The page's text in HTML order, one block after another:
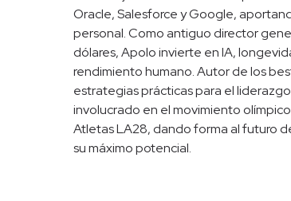
Oracle, Salesforce y Google,
personal. Como antiguo director
dólares, Apolo invierte en IA,
rendimiento humano. Autor de los
estrategias prácticas para el
involucrado en el movimiento
Atletas LA28, dando forma al futuro
su máximo potencial.